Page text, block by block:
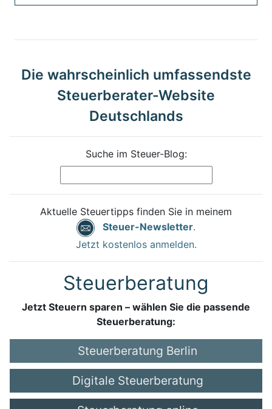
Die wahrscheinlich umfassendste
Steuerberater-Website
Deutschlands
Suche im Steuer-Blog:
Aktuelle Steuertipps finden Sie in meinem
Steuer-Newsletter.
Jetzt kostenlos anmelden.
Steuerberatung
Jetzt Steuern sparen – wählen Sie die passende
Steuerberatung:
Steuerberatung Berlin
Digitale Steuerberatung